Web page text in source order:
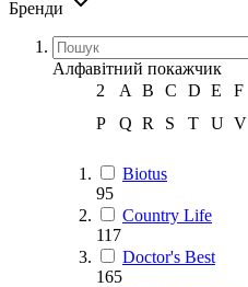
Бренди
Алфавітний покажчик
2
A B C D E F
P
Q R S T U V
Biotus
95
Country Life
117
Doctor's Best
165